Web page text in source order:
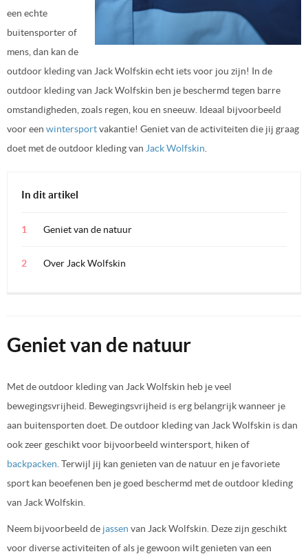
een echte
buitensporter of
mens, dan kan de
outdoor kleding van Jack Wolfskin echt iets voor jou zijn! In de
outdoor kleding van Jack Wolfskin ben je beschermd tegen barre
omstandigheden, zoals regen, kou en sneeuw. Ideaal bijvoorbeeld
voor een wintersportvakantie! Geniet van de activiteiten die jij graag
doet met de outdoor kleding van Jack Wolfskin
In dit artikel
Geniet van de natuur
Over Jack Wolfskin
Geniet van de natuur
Met de outdoor kleding van Jack Wolfskin heb je veel
bewegingsvrijheid. Bewegingsvrijheid is erg belangrijk wanneer je
aan buitensporten doet. De outdoor kleding van Jack Wolfskin is dan
ook zeer geschikt voor bijvoorbeeld wintersport, hiken of
backpacken . Terwijl jij kan genieten van de natuur en je favoriete
sport kan beoefenen ben je goed beschermd met de outdoor kleding
van Jack Wolfskin.
Neem bijvoorbeeld de jassen van Jack Wolfskin. Deze zijn geschikt
voor diverse activiteiten of als je gewoon wilt genieten van een